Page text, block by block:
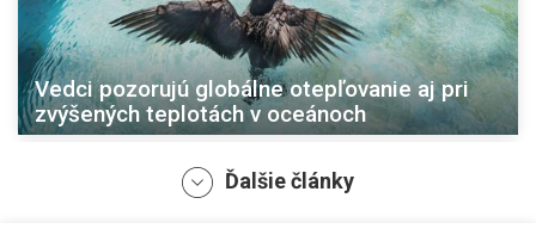
Vedci pozorujú globálne otepľovanie aj pri
zvýšených teplotách v oceánoch
Ďalšie články